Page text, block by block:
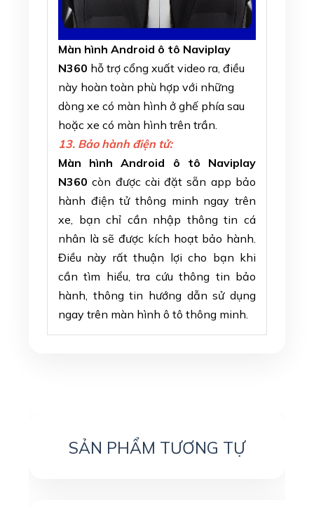
Màn hình Android ô tô Naviplay
N360 hỗ trợ cổng xuất video ra, điều
này hoàn toàn phù hợp với những
dòng xe có màn hình ở ghế phía sau
hoặc xe có màn hình trên trần.
13. Bảo hành điện tử:
Màn hình Android ô tô Naviplay
N360 còn được cài đặt sẵn app bảo
hành điện tử thông minh ngay trên
xe, bạn chỉ cần nhập thông tin cá
nhân là sẽ được kích hoạt bảo hành.
Điều này rất thuận lợi cho bạn khi
cần tìm hiểu, tra cứu thông tin bảo
hành, thông tin hướng dẫn sử dụng
ngay trên màn hình ô tô thông minh.
SẢN PHẨM TƯƠNG TỰ